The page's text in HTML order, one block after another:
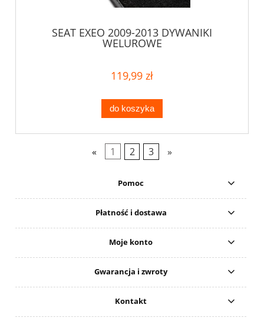
SEAT EXEO 2009-2013 DYWANIKI
WELUROWE
119,99 zł
do koszyka
« 1 2 3 »
Pomoc
Płatność i dostawa
Moje konto
Gwarancja i zwroty
Kontakt